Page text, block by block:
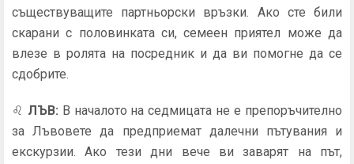
съществуващите партньорски връзки. Ако сте били
скарани с половинката си, семеен приятел може да
влезе в ролята на посредник и да ви помогне да се
сдобрите.
♌ ЛЪВ: В началото на седмицата не е препоръчително
за Лъвовете да предприемат далечни пътувания и
екскурзии. Ако тези дни вече ви заварят на път,